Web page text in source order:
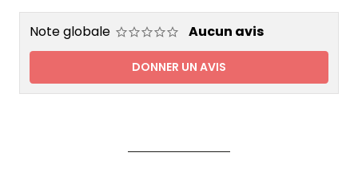
Note globale Aucun avis
DONNER UN AVIS